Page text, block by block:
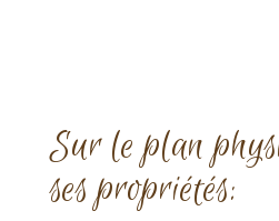
Sur le plan
ses propriétés: